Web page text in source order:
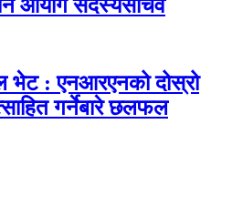
आयोग सदस्यसचिव
भेट : एनआरएनको दोस्रो
गर्नेबारे छलफल